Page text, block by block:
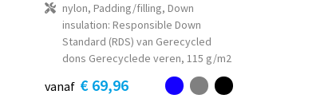
nylon, Padding/filling, Down
insulation: Responsible Down
Standard (RDS) van Gerecycled
dons Gerecyclede veren, 115 g/m2
vanaf € 69,96